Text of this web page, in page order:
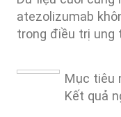
atezolizumab
trong điều trị ung
Mục tiêu
Kết quả